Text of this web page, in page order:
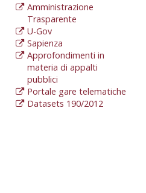
Amministrazione
Trasparente
U-Gov
Sapienza
Approfondimenti in
materia di appalti
pubblici
Portale gare telematiche
Datasets 190/2012